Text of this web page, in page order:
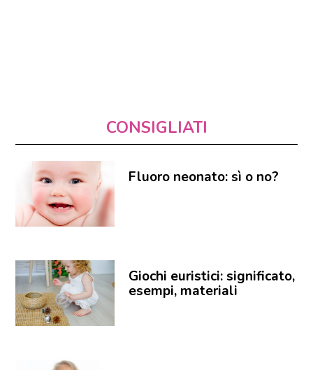
CONSIGLIATI
Fluoro neonato: sì o no?
Giochi euristici: significato,
esempi, materiali